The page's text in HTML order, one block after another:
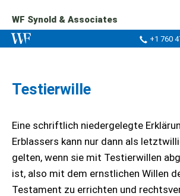
WF Synold & Associates
+1 760
Testierwille
Eine schriftlich niedergelegte
Erblassers kann nur dann als
gelten, wenn sie mit Testierwillen
ist, also mit dem ernstlichen Willen
Testament zu errichten und